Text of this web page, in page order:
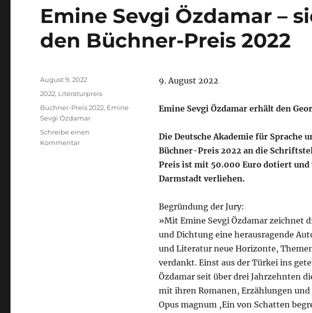
Emine Sevgi Özdamar –
den Büchner-Preis 2022
9. August 2022
Emine Sevgi Özdamar erhält den
Die Deutsche Akademie für Sprache
Büchner-Preis 2022 an die
Preis ist mit 50.000 Euro dotiert und
Darmstadt verliehen.
Begründung der Jury:
»Mit Emine Sevgi Özdamar zeichnet
und Dichtung eine herausragende
und Literatur neue Horizonte,
verdankt. Einst aus der Türkei ins
Özdamar seit über drei Jahrzehnten
mit ihren Romanen, Erzählungen
Opus magnum ‚Ein von Schatten
Veröffentlicht
August 9, 2022
Kategorien
2022, Literaturpreis
Schlagwörter
Büchner-Preis 2022, Emine
Sevgi Özdamar
Schreibe einen
Kommentarzu